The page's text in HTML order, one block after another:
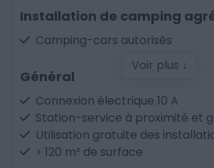
Installation de camping
Camping-cars autorisés
Général
Connexion électrique 10 A
Station-service à proximité et
Utilisation gratuite des
> 120 m² de surface
Voir plus ↓